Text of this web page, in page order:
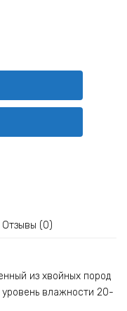
Отзывы (0)
из хвойных пород
влажности 20-